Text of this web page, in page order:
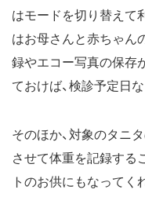
はモードを切り替えて
はお母さんと赤ちゃん
録やエコー写真の保存
ておけば、検診予定日
そのほか、対象のタニ
させて体重を記録する
トのお供にもなってく